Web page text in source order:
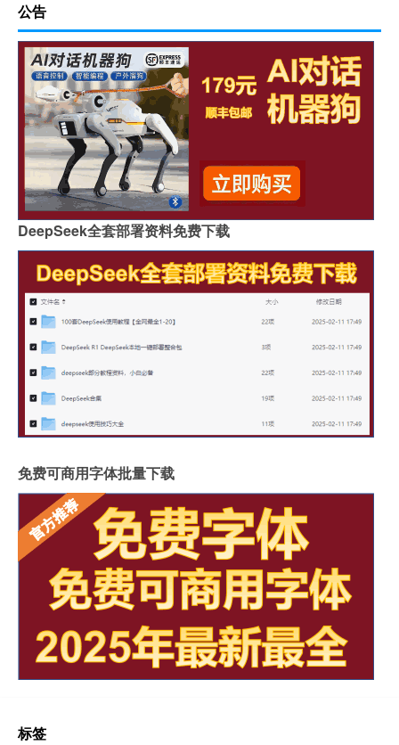
公告
DeepSeek全套部署资料免费下载
免费可商用字体批量下载
标签